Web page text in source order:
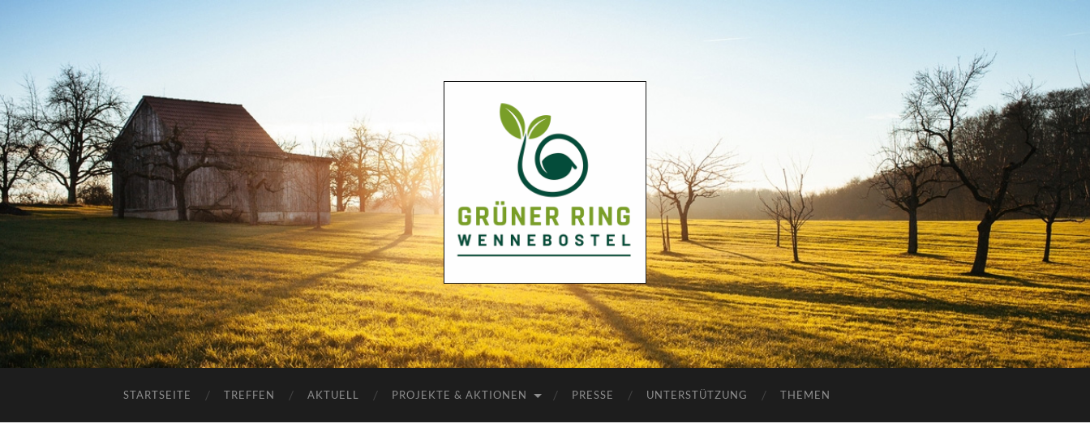
Grüner
Ring
Wennebostel
STARTSEITE TREFFEN AKTUELL PROJEKTE & AKTIONEN PRESSE UNTERSTÜTZUNG THEMEN